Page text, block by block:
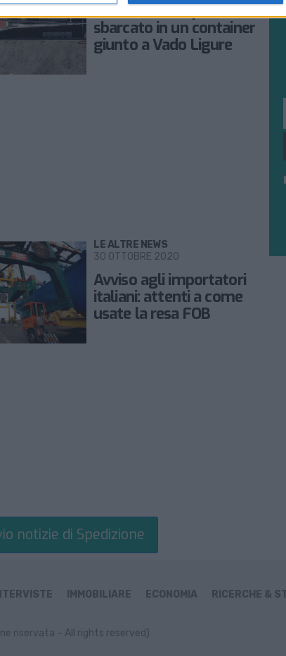
Un elicottero spedito e
sbarcato in un container
giunto a Vado Ligure
Avviso agli importatori
italiani: attenti a come
usate la resa FOB
LE ALTRE NEWS
30 OTTOBRE 2020
notizie di Spedizione
IMMOBILIARE ECONOMIA RICERCHE &
riservata – All rights reserved)